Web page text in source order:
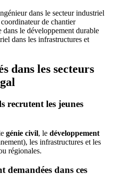
dans le secteur industriel
de chantier
dans le développement durable
dans les infrastructures et
dans les secteurs
recrutent les jeunes
génie civil, le développement
les infrastructures et les
régionales.
demandées dans ces